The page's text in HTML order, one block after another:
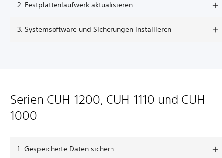
2. Festplattenlaufwerk aktualisieren
3. Systemsoftware und Sicherungen installieren
Serien CUH-1200, CUH-1110 und CUH-
1000
1. Gespeicherte Daten sichern